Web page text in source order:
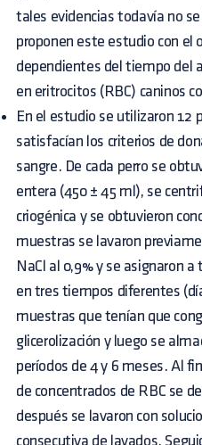
tales evidencias todavía no
proponen este estudio con el
dependientes del tiempo del
en eritrocitos (RBC) caninos
En el estudio se utilizaron 12
satisfacían los criterios de
sangre. De cada perro se
entera (450 ± 45 ml), se
criogénica y se obtuvieron
muestras se lavaron
NaCl al 0,9% y se asignaron
en tres tiempos diferentes
muestras que tenían que
glicerolización y luego se
períodos de 4 y 6 meses. Al
de concentrados de RBC se
después se lavaron con
consecutiva de lavados.